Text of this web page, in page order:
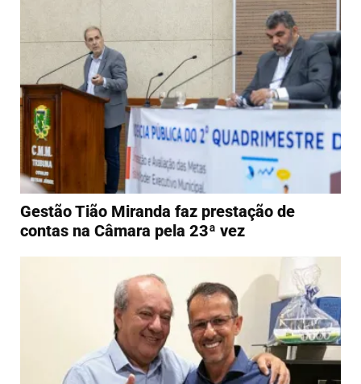
Gestão Tião Miranda faz prestação de
contas na Câmara pela 23ª vez